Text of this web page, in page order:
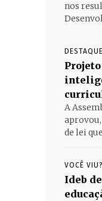
nos
A
de lei
VOCÊ VIU?
Ideb